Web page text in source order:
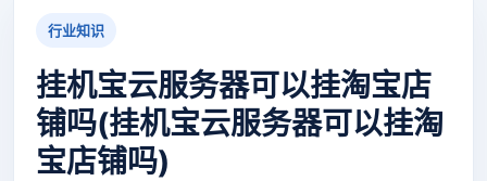
行业知识
挂机宝云服务器可以挂淘宝店
铺吗(挂机宝云服务器可以挂淘
宝店铺吗)